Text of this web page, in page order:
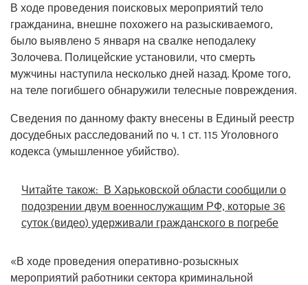
В ходе проведения поисковых мероприятий тело
гражданина, внешне похожего на разыскиваемого,
было выявлено 5 января на свалке неподалеку
Золочева. Полицейские установили, что смерть
мужчины наступила несколько дней назад. Кроме того,
на теле погибшего обнаружили телесные повреждения.
Сведения по данному факту внесены в Единый реестр
досудебных расследований по ч. 1 ст. 115 Уголовного
кодекса (умышленное убийство).
Читайте також: В Харьковской области сообщили о
подозрении двум военнослужащим РФ, которые 36
суток (видео) удерживали гражданского в погребе
«В ходе проведения оперативно-розыскных
мероприятий работники сектора криминальной